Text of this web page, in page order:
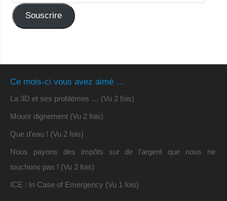
Souscrire
Ce mois-ci vous avez aimé …
La 3D et ses problèmes … (Vu 2 fois)
Mourir dignement (Vu 2 fois)
Que d’eau ! (Vu 2 fois)
Nous payons des impôts sur de l’argent que nous ne
touchons pas ! (Vu 2 fois)
ICE : In Case of Emergency (Vu 1 fois)